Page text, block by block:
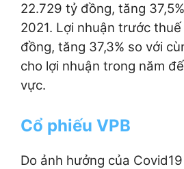
22.729 tỷ đồng, tăng
2021. Lợi nhuận trước thuế
đồng, tăng 37,3% so với
cho lợi nhuận trong năm
vực.
Cổ phiếu VPB
Do ảnh hưởng của